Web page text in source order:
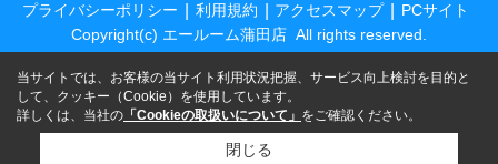
プライバシーポリシー 利用規約 アクセスマップ
PCサイト
Copyright(c) エールーム蒲田店 All rights reserved.
当サイトでは、お客様の当サイト利用状況把握、サービス向上検討を目的と
して、クッキー（Cookie）を使用しています。
詳しくは、当社の 「Cookieの取扱いについて」 をご確認ください。
閉じる